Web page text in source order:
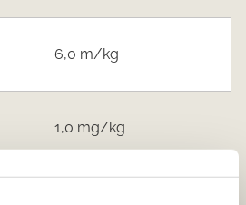
6,0 m/kg
1,0 mg/kg